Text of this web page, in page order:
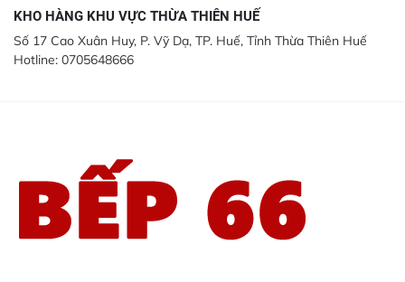
KHO HÀNG KHU VỰC THỪA THIÊN HUẾ
Số 17 Cao Xuân Huy, P. Vỹ Dạ, TP. Huế, Tỉnh Thừa Thiên Huế
Hotline: 0705648666